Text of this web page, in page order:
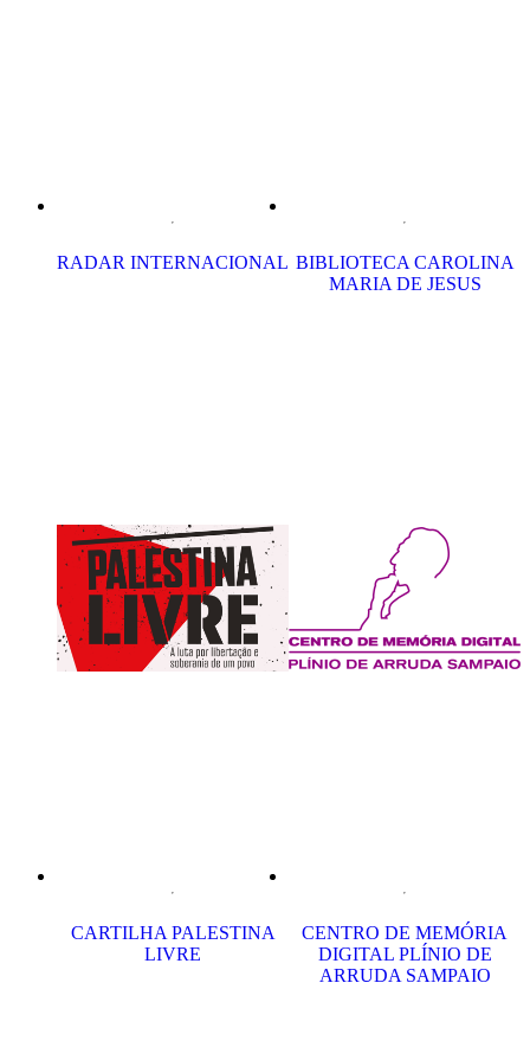
RADAR INTERNACIONAL BIBLIOTECA CAROLINA
MARIA DE JESUS
CARTILHA PALESTINA
LIVRE
CENTRO DE MEMÓRIA
DIGITAL PLÍNIO DE
ARRUDA SAMPAIO